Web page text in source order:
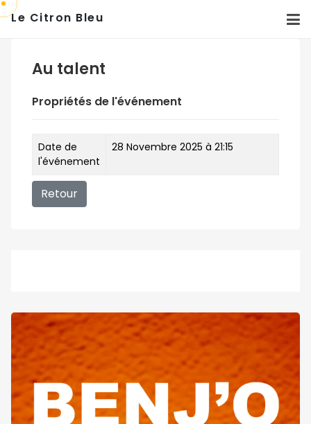
Le Citron Bleu
Au talent
Propriétés de l'événement
Date de
l'événement
28 Novembre 2025 à 21:15
Retour